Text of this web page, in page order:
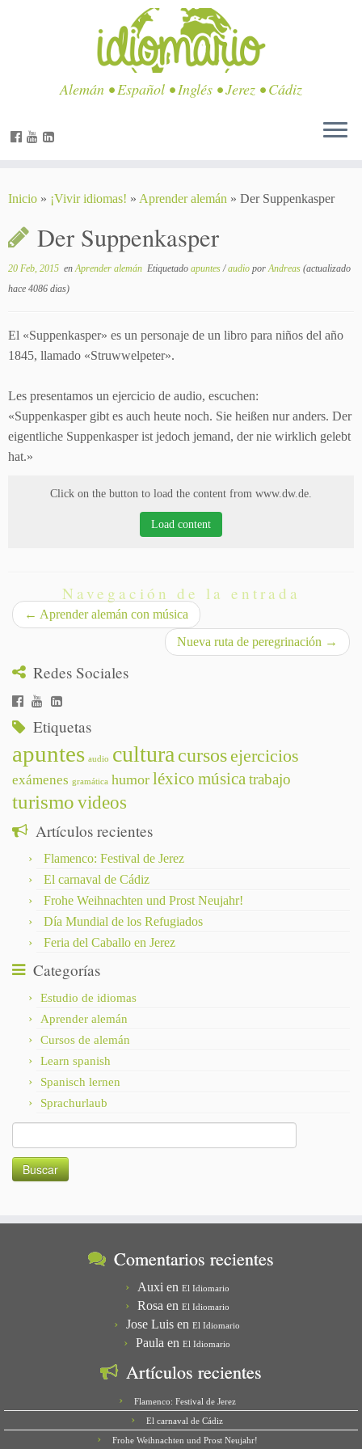
Alemán • Español • Inglés • Jerez • Cádiz
Inicio » ¡Vivir idiomas! » Aprender alemán » Der Suppenkasper
Der Suppenkasper
20 Feb, 2015 enAprender alemán Etiquetado apuntes/audio porAndreas (actualizado
hace 4086 dias)
El «Suppenkasper» es un personaje de un libro para niños del año
1845, llamado «Struwwelpeter».
Les presentamos un ejercicio de audio, escuchen:
«Suppenkasper gibt es auch heute noch. Sie heißen nur anders. Der
eigentliche Suppenkasper ist jedoch jemand, der nie wirklich gelebt
hat.»
Click on the button to load the content from www.dw.de.
Load content
Navegación de la entrada
← Aprender alemán con música
Nueva ruta de peregrinación →
Redes Sociales
Etiquetas
apuntes audio cultura cursos ejercicios
exámenes gramática humor léxico músicatrabajo
turismo videos
Artículos recientes
Flamenco: Festival de Jerez
El carnaval de Cádiz
Frohe Weihnachten und Prost Neujahr!
Día Mundial de los Refugiados
Feria del Caballo en Jerez
Categorías
Estudio de idiomas
Aprender alemán
Cursos de alemán
Learn spanish
Spanisch lernen
Sprachurlaub
Comentarios recientes
Auxi en El Idiomario
Rosa en El Idiomario
Jose Luis en El Idiomario
Paula en El Idiomario
Artículos recientes
Flamenco: Festival de Jerez
El carnaval de Cádiz
Frohe Weihnachten und Prost Neujahr!